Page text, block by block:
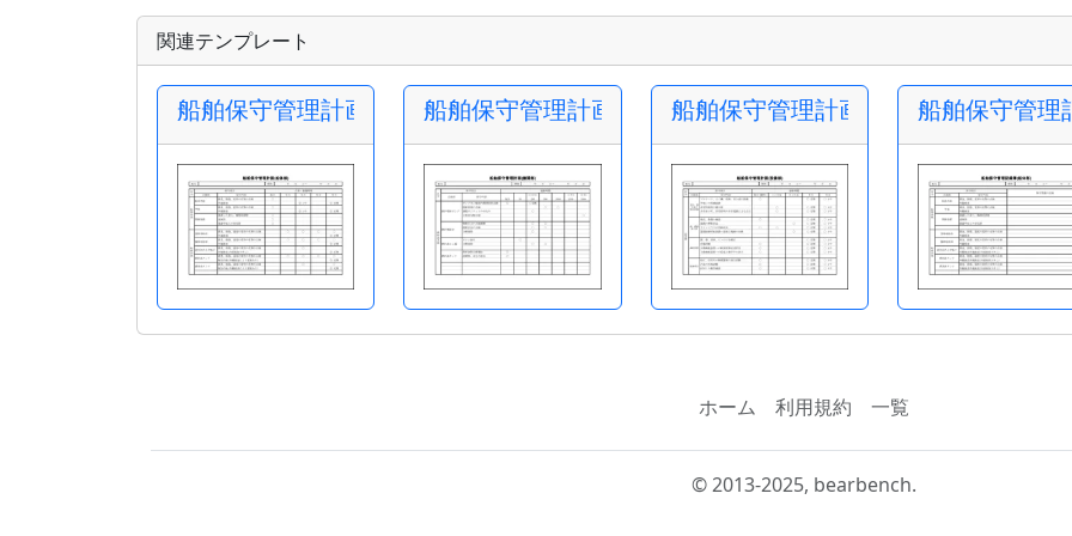
関連テンプレート
船舶保守管理計画(船体部)船舶保守管理計画(機関部)船舶保守管理計画(設備部)船舶保守管理
ホーム 利用規約 一覧
© 2013-2025, bearbench.